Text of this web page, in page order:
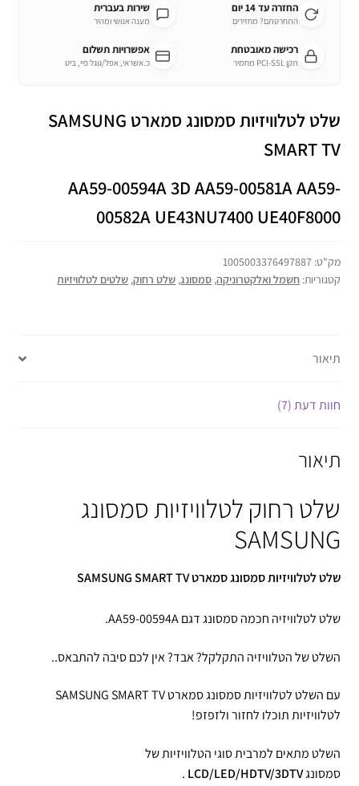
החזרה עד 14 יום
התחרטתם? מחזירים
שירות בעברית
מענה אנושי ומהיר
רכישה מאובטחת
תקן PCI-SSL מחמיר
אפשרויות תשלום
כ.אשראי, אפל/גוגל פיי, ביט
שלט לטלוויזיות סמסונג סמארט SAMSUNG
SMART TV
AA59-00594A 3D AA59-00581A AA59-
00582A UE43NU7400 UE40F8000
מק"ט: 1005003376497887
קטגוריות: חשמל ואלקטרוניקה, סמסונג, שלט רחוק, שלטים לטלוויזיות
תיאור
חוות דעת (7)
תיאור
שלט רחוק לטלוויזיות סמסונג
SAMSUNG
שלט לטלוויזיות סמסונג סמארט SAMSUNG SMART TV
שלט לטלוויזיה חכמה סמסונג דגם AA59-00594A.
השלט של הטלוויזיה התקלקל? אבד? אין לכם סיבה להתבאס..
עם השלט לטלוויזיות סמסונג סמארט SAMSUNG SMART TV
לטלוויזיות תוכלו לחזור ולזפזפ!
השלט מתאים למרבית סוגי הטלוויזיות של
סמסונגLCD/LED/HDTV/3DTV
.